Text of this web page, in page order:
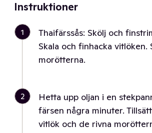
Instruktioner
1
Thaifärssås: Skölj och
Skala och finhacka vitlöken.
morötterna.
2
Hetta upp oljan i en
färsen några minuter.
vitlök och de rivna